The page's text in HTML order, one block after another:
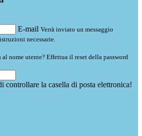
E-mail Verrà inviato un messaggio
necessarie.
nome utente? Effettua il reset della password
controllare la casella di posta elettronica!